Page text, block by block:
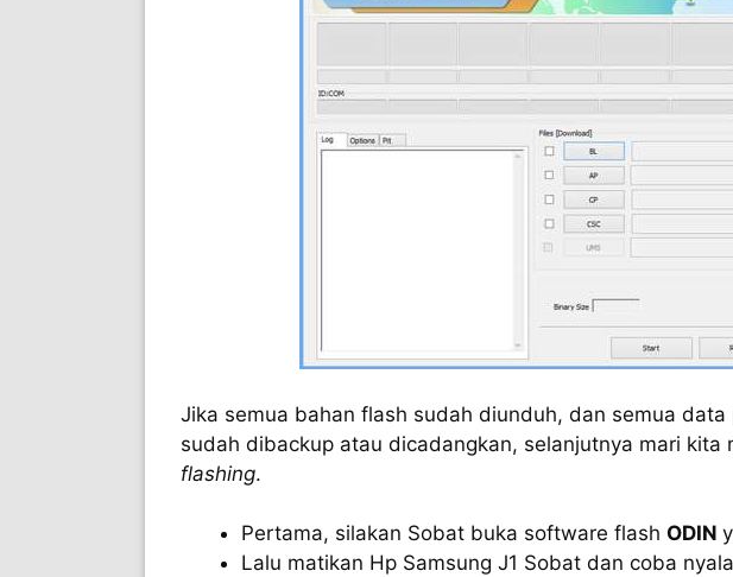
Jika semua bahan flash sudah diunduh, dan semua data
sudah dibackup atau dicadangkan, selanjutnya mari kita
flashing.
Pertama, silakan Sobat buka software flash ODIN
Lalu matikan Hp Samsung J1 Sobat dan coba